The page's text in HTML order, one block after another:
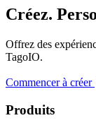
Créez.
Offrez des
TagoIO.
Commencer à créer
Produits